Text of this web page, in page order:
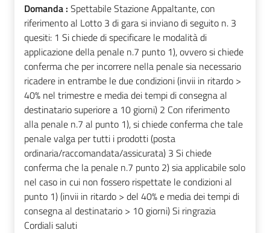
Domanda : Spettabile Stazione Appaltante, con
riferimento al Lotto 3 di gara si inviano di seguito n. 3
quesiti: 1 Si chiede di specificare le modalità di
applicazione della penale n.7 punto 1), ovvero si chiede
conferma che per incorrere nella penale sia necessario
ricadere in entrambe le due condizioni (invii in ritardo >
40% nel trimestre e media dei tempi di consegna al
destinatario superiore a 10 giorni) 2 Con riferimento
alla penale n.7 al punto 1), si chiede conferma che tale
penale valga per tutti i prodotti (posta
ordinaria/raccomandata/assicurata) 3 Si chiede
conferma che la penale n.7 punto 2) sia applicabile solo
nel caso in cui non fossero rispettate le condizioni al
punto 1) (invii in ritardo > del 40% e media dei tempi di
consegna al destinatario > 10 giorni) Si ringrazia
Cordiali saluti